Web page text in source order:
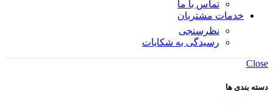
تماس با ما
خدمات مشتریان
نظرسنجی
رسیدگی به شکایات
Close
دسته بندی ها